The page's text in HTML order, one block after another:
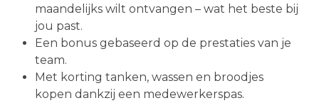
maandelijks wilt ontvangen – wat het beste bij
jou past.
Een bonus gebaseerd op de prestaties van je
team.
Met korting tanken, wassen en broodjes
kopen dankzij een medewerkerspas.